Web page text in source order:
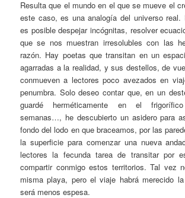
Resulta que el mundo en el que se mueve el
este caso, es una analogía del universo real.
es posible despejar incógnitas, resolver
que se nos muestran irresolubles con las
razón. Hay poetas que transitan en un
agarradas a la realidad, y sus destellos, de
conmueven a lectores poco avezados en
penumbra. Solo deseo contar que, en un
guardé herméticamente en el
semanas…, he descubierto un asidero para
fondo del lodo en que braceamos, por las
la superficie para comenzar una nueva
lectores la fecunda tarea de transitar por
compartir conmigo estos territorios. Tal vez
misma playa, pero el viaje habrá merecido
será menos espesa.